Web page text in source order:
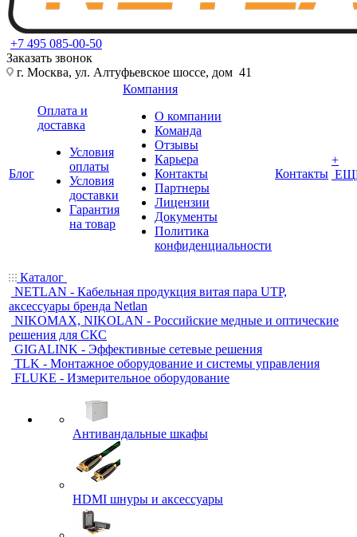
+7 495 085-00-50
Заказать звонок
г. Москва, ул. Алтуфьевское шоссе, дом 41
Блог
Оплата и
доставка
Условия
оплаты
Условия
доставки
Гарантия
на товар
Компания
О компании
Команда
Отзывы
Карьера
Контакты
Партнеры
Лицензии
Документы
Политика
конфиденциальности
Контакты
+
Каталог
NETLAN - Кабельная продукция витая пара UTP,
аксессуары бренда Netlan
NIKOMAX, NIKOLAN - Российские медные и оптические
решения для СКС
GIGALINK - Эффективные сетевые решения
TLK - Монтажное оборудование и системы управления
FLUKE - Измерительное оборудование
Антивандальные шкафы
HDMI шнуры и аксессуары